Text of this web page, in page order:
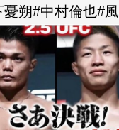
朔#中村倫也#